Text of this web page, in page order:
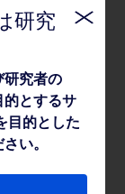
学会・
研究
研究者の
的とするサ
目的とした
い。